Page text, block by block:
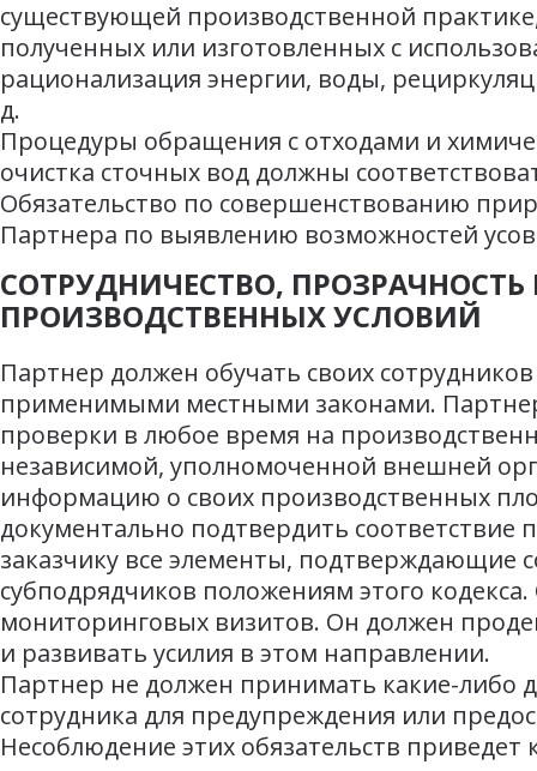
существующей производственной
полученных или изготовленных с
рационализация энергии, воды,
д.
Процедуры обращения с отходами и
очистка сточных вод должны
Обязательство по совершенствованию
Партнера по выявлению возможностей
СОТРУДНИЧЕСТВО,
ПРОИЗВОДСТВЕННЫХ УСЛОВИЙ
Партнер должен обучать своих
применимыми местными законами.
проверки в любое время на
независимой, уполномоченной внешней
информацию о своих производственных
документально подтвердить
заказчику все элементы, подтверждающие
субподрядчиков положениям этого
мониторинговых визитов. Он должен
и развивать усилия в этом направлении.
Партнер не должен принимать какие-
сотрудника для предупреждения или
Несоблюдение этих обязательств